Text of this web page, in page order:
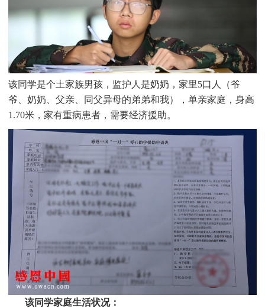
该同学是个土家族男孩，监护人是奶奶，家里5口人（爷
爷、奶奶、父亲、同父异母的弟弟和我），单亲家庭，身高
1.70米，家有重病患者，需要经济援助。
该同学家庭生活状况：